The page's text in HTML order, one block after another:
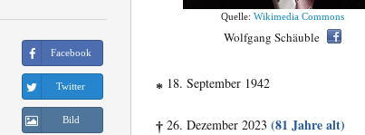
Facebook
Twitter
Bild
Quelle: Wikimedia Commons
Wolfgang Schäuble
* 18. September 1942
† 26. Dezember 2023 (81 Jahre alt)